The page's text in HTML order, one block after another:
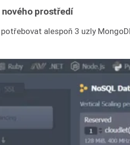
prostředí
alespoň 3 uzly